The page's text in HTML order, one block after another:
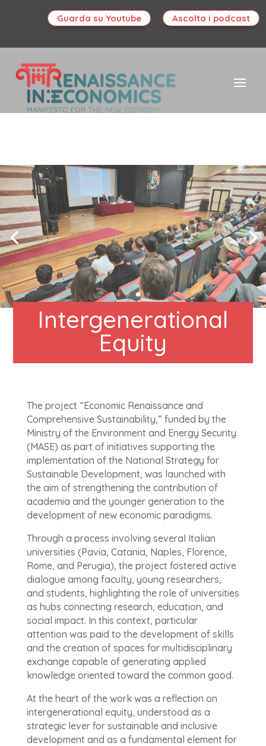
Guarda su Youtube Ascolta i podcast
Intergenerational
Equity
The project “Economic Renaissance and
Comprehensive Sustainability,” funded by the
Ministry of the Environment and Energy Security
(MASE) as part of initiatives supporting the
implementation of the National Strategy for
Sustainable Development, was launched with
the aim of strengthening the contribution of
academia and the younger generation to the
development of new economic paradigms.
Through a process involving several Italian
universities (Pavia, Catania, Naples, Florence,
Rome, and Perugia), the project fostered active
dialogue among faculty, young researchers,
and students, highlighting the role of universities
as hubs connecting research, education, and
social impact. In this context, particular
attention was paid to the development of skills
and the creation of spaces for multidisciplinary
exchange capable of generating applied
knowledge oriented toward the common good.
At the heart of the work was a reflection on
intergenerational equity, understood as a
strategic lever for sustainable and inclusive
development and as a fundamental element for